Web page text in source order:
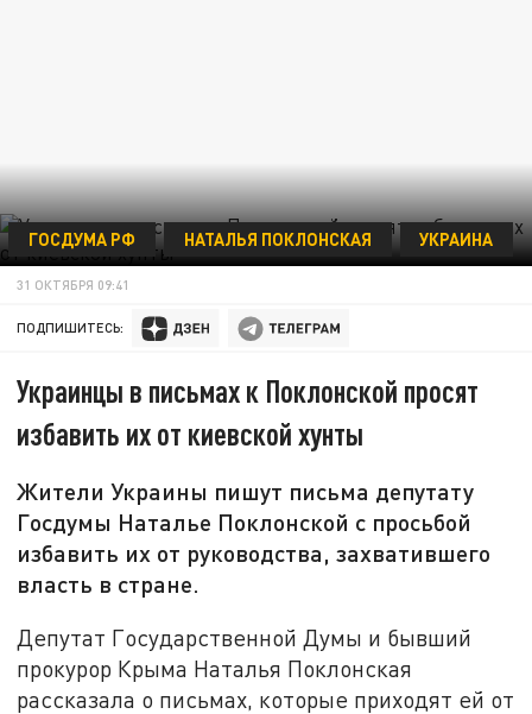
ГОСДУМА РФ НАТАЛЬЯ ПОКЛОНСКАЯ УКРАИНА
31 ОКТЯБРЯ 09:41
ПОДПИШИТЕСЬ:
Украинцы в письмах к Поклонской просят
избавить их от киевской хунты
Жители Украины пишут письма депутату
Госдумы Наталье Поклонской с просьбой
избавить их от руководства, захватившего
власть в стране.
Депутат Государственной Думы и бывший
прокурор Крыма Наталья Поклонская
рассказала о письмах, которые приходят ей от